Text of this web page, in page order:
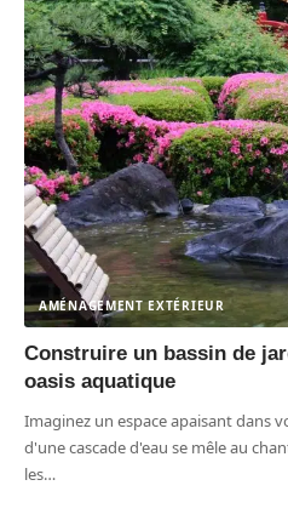
AMÉNAGEMENT EXTÉRIEUR
Construire un bassin de
oasis aquatique
Imaginez un espace apaisant dans
d'une cascade d'eau se mêle au
les…